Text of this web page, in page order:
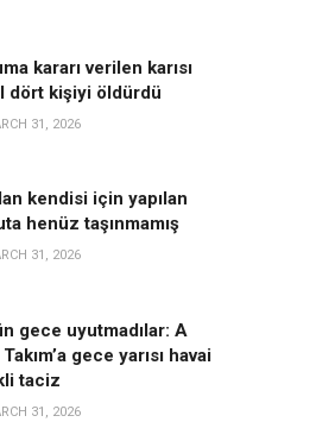
kararı verilen karısı
dört kişiyi öldürdü
31, 2026
kendisi için yapılan
henüz taşınmamış
31, 2026
gece uyutmadılar: A
gece yarısı havai
taciz
31, 2026